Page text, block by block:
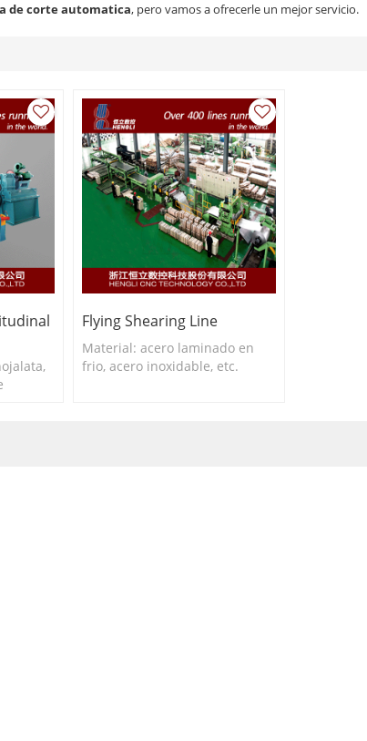
de corte automatica, pero vamos a ofrecerle un mejor servicio.
Flying Shearing Line
Material: acero laminado en
frio, acero inoxidable, etc.